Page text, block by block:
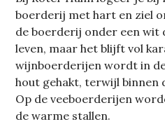
boerderij met hart en ziel
de boerderij onder een
leven, maar het blijft vol
wijnboerderijen wordt in
hout gehakt, terwijl binnen
Op de veeboerderijen
de warme stallen.